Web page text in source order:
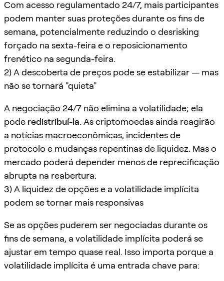
Com acesso regulamentado 24/7, mais participantes
podem manter suas proteções durante os fins de
semana, potencialmente reduzindo o desrisking
forçado na sexta-feira e o reposicionamento
frenético na segunda-feira.
2) A descoberta de preços pode se estabilizar — mas
não se tornará "quieta"
A negociação 24/7 não elimina a volatilidade; ela
pode redistribuí-la. As criptomoedas ainda reagirão
a notícias macroeconômicas, incidentes de
protocolo e mudanças repentinas de liquidez. Mas o
mercado poderá depender menos de reprecificação
abrupta na reabertura.
3) A liquidez de opções e a volatilidade implícita
podem se tornar mais responsivas
Se as opções puderem ser negociadas durante os
fins de semana, a volatilidade implícita poderá se
ajustar em tempo quase real. Isso importa porque a
volatilidade implícita é uma entrada chave para: